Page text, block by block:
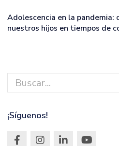
Adolescencia en la pandemia:
nuestros hijos en tiempos de
¡Síguenos!